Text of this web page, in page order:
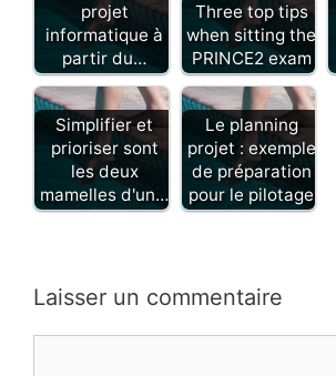
projet
informatique à
partir du…
Three top tips
when sitting the
PRINCE2 exam
Simplifier et
prioriser sont
les deux
mamelles d'un…
Le planning
projet : exemple
de préparation
pour le pilotage
Laisser un commentaire